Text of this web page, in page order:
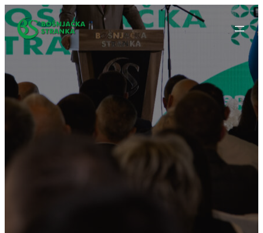
Idi
na
sadržaj